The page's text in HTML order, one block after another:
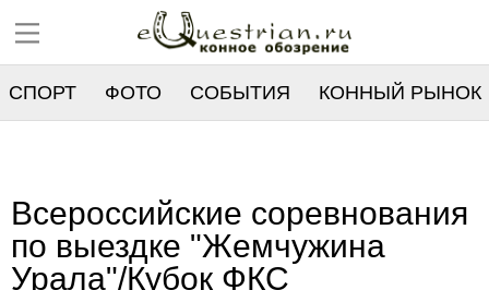
СПОРТ ФОТО СОБЫТИЯ КОННЫЙ РЫНОК
Всероссийские соревнования
по выездке "Жемчужина
Урала"/Кубок ФКС